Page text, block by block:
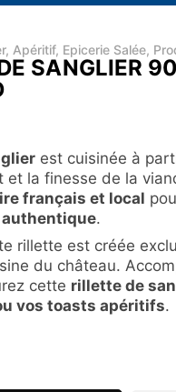
, Apéritif, Epicerie Salée,
SANGLIER
est cuisinée à
et la finesse de la
français et local
.
rillette est créée
du château.
cette rillette de
vos toasts apéritifs.